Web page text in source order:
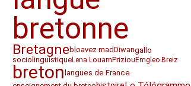
bretonne
Bretagne bloavez madDiwangallo
sociolinguistiqueLena LouarnPriziou Emgleo Breiz
bretonlangues de France